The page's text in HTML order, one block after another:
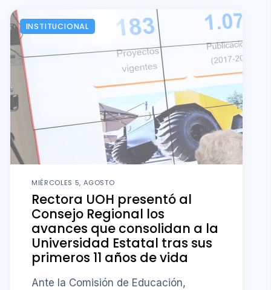
INSTITUCIONAL
MIÉRCOLES 5, AGOSTO
Rectora UOH presentó al
Consejo Regional los
avances que consolidan a la
Universidad Estatal tras sus
primeros 11 años de vida
Ante la Comisión de Educación,